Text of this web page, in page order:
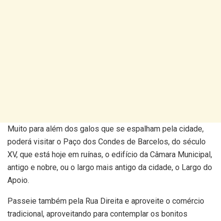
Muito para além dos galos que se espalham pela cidade,
poderá visitar o Paço dos Condes de Barcelos, do século
XV, que está hoje em ruínas, o edifício da Câmara Municipal,
antigo e nobre, ou o largo mais antigo da cidade, o Largo do
Apoio.
Passeie também pela Rua Direita e aproveite o comércio
tradicional, aproveitando para contemplar os bonitos